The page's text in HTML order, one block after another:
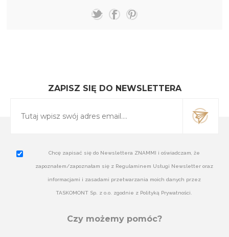
ZAPISZ SIĘ DO NEWSLETTERA
Chcę zapisać się do Newslettera ZNAMMI i oświadczam, że
zapoznałem/zapoznałam się z Regulaminem Usługi Newsletter oraz
informacjami i zasadami przetwarzania moich danych przez
TASKOMONT Sp. z o.o. zgodnie z Polityką Prywatności.
Czy możemy pomóc?